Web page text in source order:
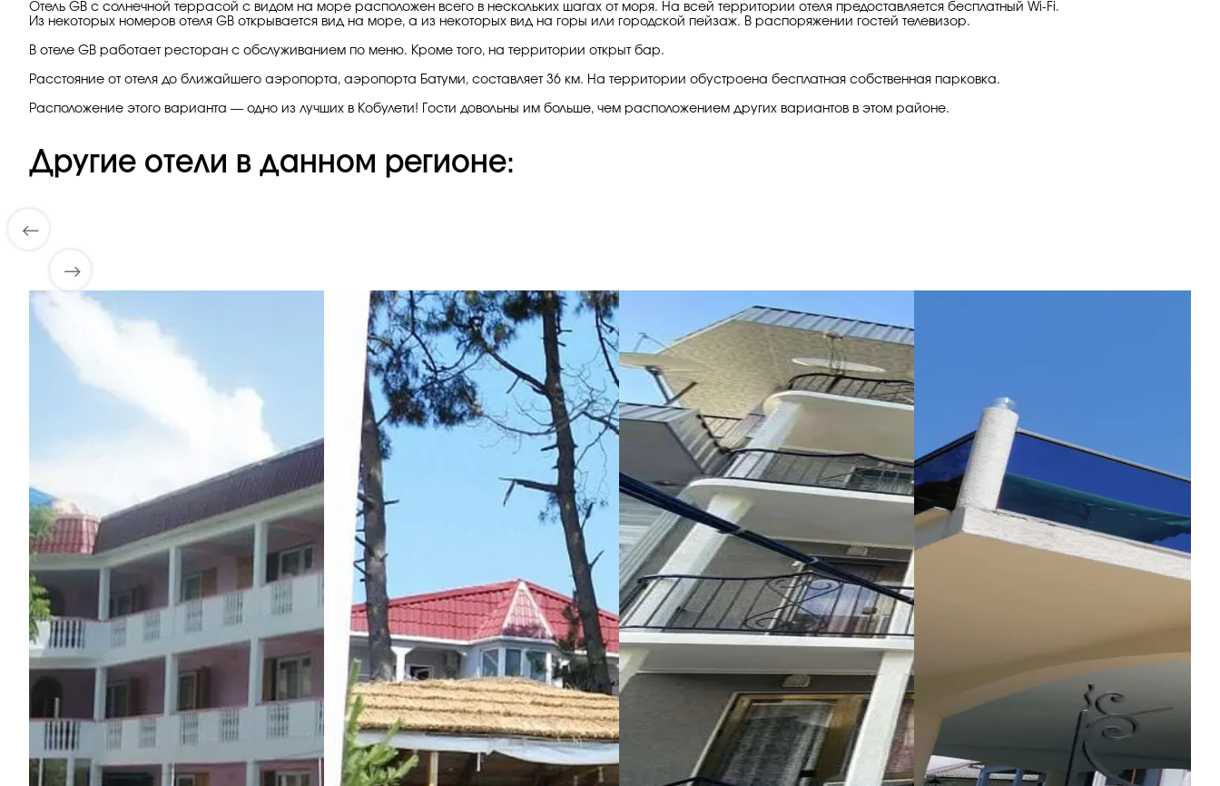
Отель GB с солнечной террасой с видом на море расположен всего в нескольких шагах от моря. На всей территории отеля предоставляется бесплатный Wi-Fi.
Из некоторых номеров отеля GB открывается вид на море, а из некоторых вид на горы или городской пейзаж. В распоряжении гостей телевизор.
В отеле GB работает ресторан с обслуживанием по меню. Кроме того, на территории открыт бар.
Расстояние от отеля до ближайшего аэропорта, аэропорта Батуми, составляет 36 км. На территории обустроена бесплатная собственная парковка.
Расположение этого варианта — одно из лучших в Кобулети! Гости довольны им больше, чем расположением других вариантов в этом районе.
Другие отели в данном регионе: